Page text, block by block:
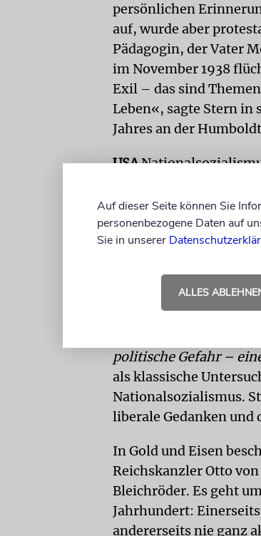
persönlichen
auf, wurde aber
Pädagogin, der Vater
im November 1938
Exil – das sind
Leben«, sagte Stern
Jahres an der
USA
Amerika unter
»Hoffnungsträger der
schätzte die
Der Historiker, der
politische Gefahr –
als klassische
Nationalsozialismus.
liberale Gedanken
In Gold und Eisen
Reichskanzler Otto
Bleichröder. Es geht
Jahrhundert:
andererseits nie ganz
Auf dieser Seite können Sie
personenbezogene Daten auf
Sie in unserer
ALLES